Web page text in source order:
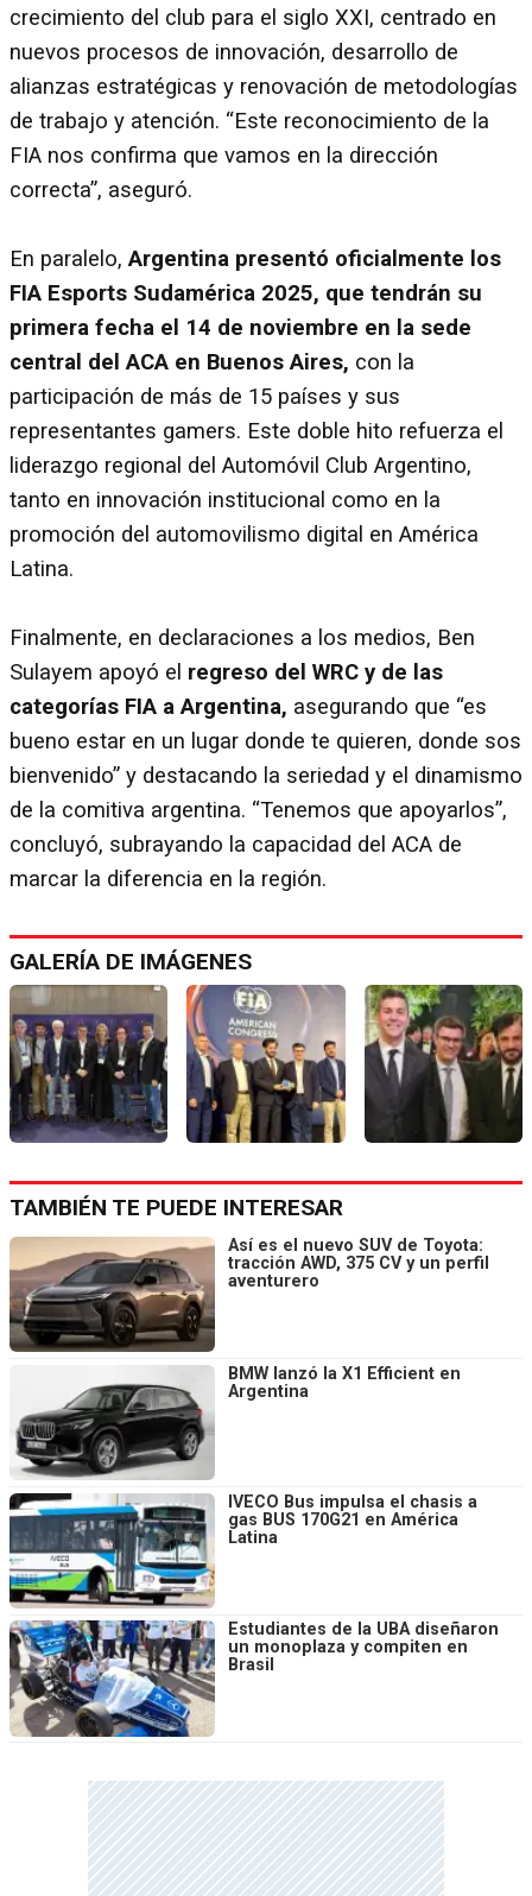
crecimiento del club para el siglo XXI, centrado en
nuevos procesos de innovación, desarrollo de
alianzas estratégicas y renovación de metodologías
de trabajo y atención. “Este reconocimiento de la
FIA nos confirma que vamos en la dirección
correcta”, aseguró.
En paralelo,Argentina presentó oficialmente los
FIA Esports Sudamérica 2025, que tendrán su
primera fecha el 14 de noviembre en la sede
central del ACA en Buenos Aires, con la
participación de más de 15 países y sus
representantes gamers. Este doble hito refuerza el
liderazgo regional del Automóvil Club Argentino,
tanto en innovación institucional como en la
promoción del automovilismo digital en América
Latina.
Finalmente, en declaraciones a los medios, Ben
Sulayem apoyó el regreso del WRC y de las
categorías FIA a Argentina, asegurando que “es
bueno estar en un lugar donde te quieren, donde sos
bienvenido” y destacando la seriedad y el dinamismo
de la comitiva argentina. “Tenemos que apoyarlos”,
concluyó, subrayando la capacidad del ACA de
marcar la diferencia en la región.
GALERÍA DE IMÁGENES
TAMBIÉN TE PUEDE INTERESAR
Así es el nuevo SUV de Toyota:
tracción AWD, 375 CV y un perfil
aventurero
BMW lanzó la X1 Efficient en
Argentina
IVECO Bus impulsa el chasis a
gas BUS 170G21 en América
Latina
Estudiantes de la UBA diseñaron
un monoplaza y compiten en
Brasil